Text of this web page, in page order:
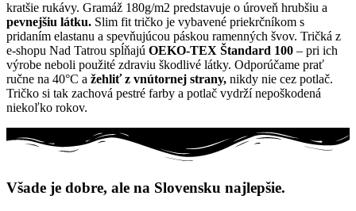
kratšie rukávy. Gramáž 180g/m2 predstavuje o úroveň hrubšiu a
pevnejšiu látku. Slim fit tričko je vybavené priekrčníkom s
pridaním elastanu a spevňujúcou páskou ramenných švov. Tričká z
e-shopu Nad Tatrou spĺňajú OEKO-TEX Štandard 100 – pri ich
výrobe neboli použité zdraviu škodlivé látky. Odporúčame prať
ručne na 40°C a žehliť z vnútornej strany, nikdy nie cez potlač.
Tričko si tak zachová pestré farby a potlač vydrží nepoškodená
niekoľko rokov.
Všade je dobre, ale na Slovensku najlepšie.